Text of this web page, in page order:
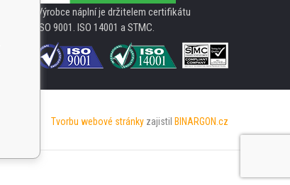
Výrobce náplní je držitelem certifikátu
ISO 9001. ISO 14001 a STMC.
Tvorbu webové stránky zajistil BINARGON.cz